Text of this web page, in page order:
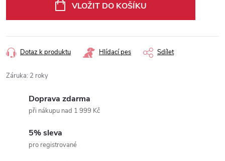
VLOŽIT DO KOŠÍKU
Dotaz k produktu Hlídací pes Sdílet
Záruka: 2 roky
Doprava zdarma
při nákupu nad 1 999 Kč
5% sleva
pro registrované